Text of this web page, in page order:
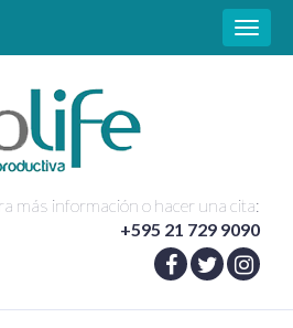
Toggle
más información o hacer una cita:
+595 21 729 9090